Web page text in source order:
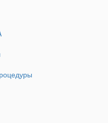
спектре
дерматологические,
кишечные,
заболевания, болезни
аппарата.
организм, ускоряет
проникновению